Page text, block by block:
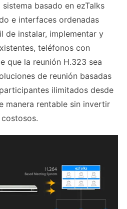
basado en ezTalks
e interfaces ordenadas
de instalar, implementar y
teléfonos con
que la reunión H.323 sea
de reunión basadas
ilimitados desde
manera rentable sin invertir